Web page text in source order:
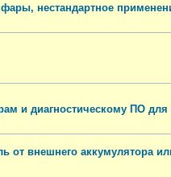
нестандартное
и диагностическому ПО для
от внешнего аккумулятора